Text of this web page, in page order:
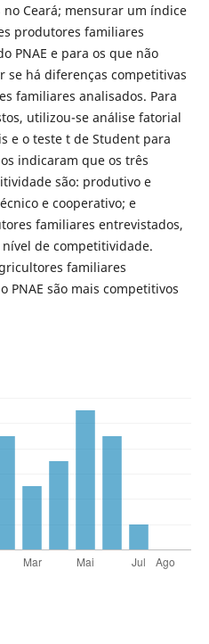
Ceará; mensurar um índice
produtores familiares
PNAE e para os que não
se há diferenças competitivas
familiares analisados. Para
utilizou-se análise fatorial
e o teste t de Student para
indicaram que os três
são: produtivo e
e cooperativo; e
familiares entrevistados,
de competitividade.
familiares
PNAE são mais competitivos